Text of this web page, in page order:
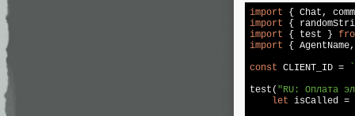
import { Chat,
import {
import { test }
import {
const CLIENT_ID =
test( "RU: Оплата
let isCalled =